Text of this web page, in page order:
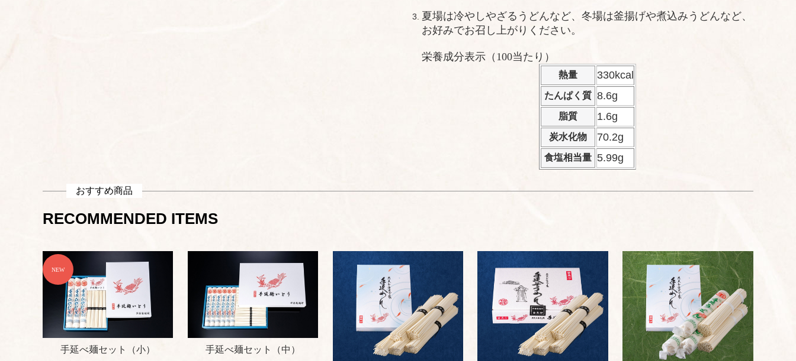
夏場は冷やしやざるうどんなど、冬場は釜揚げや煮込みうどんなど、
お好みでお召し上がりください。
栄養成分表示（100当たり）
熱量 330kcal
たんぱく質 8.6g
脂質 1.6g
炭水化物 70.2g
食塩相当量 5.99g
おすすめ商品
RECOMMENDED ITEMS
手延べ麺セット（小） 手延べ麺セット（中）